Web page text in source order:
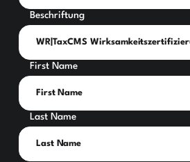
Beschriftung
First Name
Last Name